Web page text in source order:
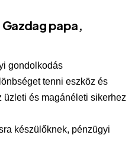
papa,
gondolkodás
tenni eszköz és
üzleti és magánéleti sikerhez
készülőknek, pénzügyi